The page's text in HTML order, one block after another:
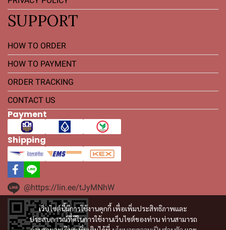
เว็บไซต์นี้มีการใช้งานคุกกี้ เพื่อเพิ่มประสิทธิภาพและ
ประสบการณ์ที่ดีในการใช้งานเว็บไซต์ของท่าน ท่านสามารถ
SUPPORT
HOW TO ORDER
HOW TO PAYMENT
ORDER TRACKING
CONTACT US
Payment
Shipping
@https://lin.ee/tJyMNhW